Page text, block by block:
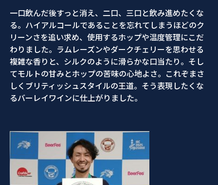
一口飲んだ後すっと消え、二口、三口と飲み進めたくな
る。ハイアルコールであることを忘れてしまうほどのク
リーンさを追い求め、使用するホップや温度管理にこだ
わりました。ラムレーズンやダークチェリーを思わせる
複雑な香りと、シルクのように滑らかな口当たり。そし
てモルトの甘みとホップの苦味の心地よさ。これぞまさ
しくブリティッシュスタイルの王道。そう表現したくな
るバーレイワインに仕上がりました。